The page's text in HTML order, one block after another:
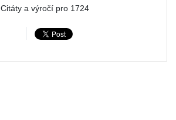
Citáty a výročí pro 1724